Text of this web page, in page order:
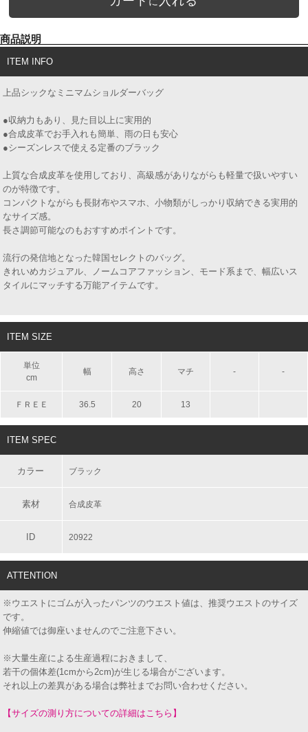
商品説明
ITEM INFO
上品シックなミニマムショルダーバッグ
●収納力もあり、見た目以上に実用的
●合成皮革でお手入れも簡単、雨の日も安心
●シーズンレスで使える定番のブラック
上質な合成皮革を使用しており、高級感がありながらも軽量で扱いやすい
のが特徴です。
コンパクトながらも長財布やスマホ、小物類がしっかり収納できる実用的
なサイズ感。
長さ調節可能なのもおすすめポイントです。
流行の発信地となった韓国セレクトのバッグ。
きれいめカジュアル、ノームコアファッション、モード系まで、幅広いス
タイルにマッチする万能アイテムです。
ITEM SIZE
単位
cm
幅 高さ マチ - -
ＦＲＥＥ 36.5 20 13
ITEM SPEC
カラー ブラック
素材 合成皮革
ID 20922
ATTENTION
※ウエストにゴムが入ったパンツのウエスト値は、推奨ウエストのサイズ
です。
伸縮値では御座いませんのでご注意下さい。
※大量生産による生産過程におきまして、
若干の個体差(1cmから2cm)が生じる場合がございます。
それ以上の差異がある場合は弊社までお問い合わせください。
【サイズの測り方についての詳細はこちら】